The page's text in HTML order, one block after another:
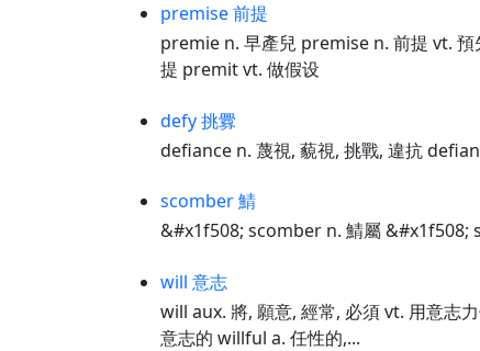
premise 前提
premie n. 早產兒 premise n. 前提 vt.
提 premit vt. 做假设
defy 挑釁
defiance n. 蔑視, 藐視, 挑戰, 違抗
scomber 鯖
&#x1f508; scomber n. 鯖屬 &#x1f508;
will 意志
will aux. 將, 願意, 經常, 必須 vt. 用意志
意志的 willful a. 任性的,...